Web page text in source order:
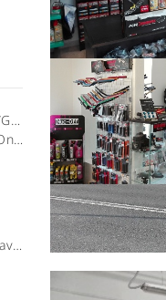
YAMAHA MT-09 TRACER/GT plexi štít WRS Sport
Peter Onuščák
Stanislav Prečan